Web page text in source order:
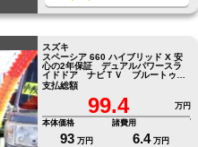
スズキ
スペーシア 660 ハイブリッド X 安
心の2年保証 デュアルパワースラ
イドドア ナビＴＶ ブルートゥー
ス ドラレコ バックモニター
支払総額
99.4
万円
本体価格
93 万円
諸費用
6.4 万円